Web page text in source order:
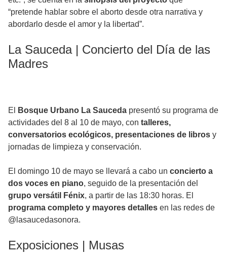
“pretende hablar sobre el aborto desde otra narrativa y
abordarlo desde el amor y la libertad”.
La Sauceda | Concierto del Día de las
Madres
El Bosque Urbano La Sauceda presentó su programa de
actividades del 8 al 10 de mayo, con talleres,
conversatorios ecológicos, presentaciones de libros y
jornadas de limpieza y conservación.
El domingo 10 de mayo se llevará a cabo un concierto a
dos voces en piano, seguido de la presentación del
grupo versátil Fénix, a partir de las 18:30 horas. El
programa completo y mayores detalles en las redes de
@lasaucedasonora.
Exposiciones | Musas